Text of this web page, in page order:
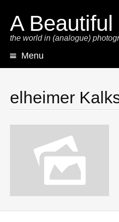
A Beautiful
the world in (analogue)
Menu
elheimer